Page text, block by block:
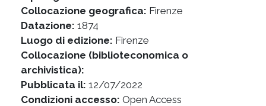
Collocazione geografica: Firenze
Datazione: 1874
Luogo di edizione: Firenze
Collocazione (biblioteconomica o
archivistica):
Pubblicata il: 12/07/2022
Condizioni accesso: Open Access